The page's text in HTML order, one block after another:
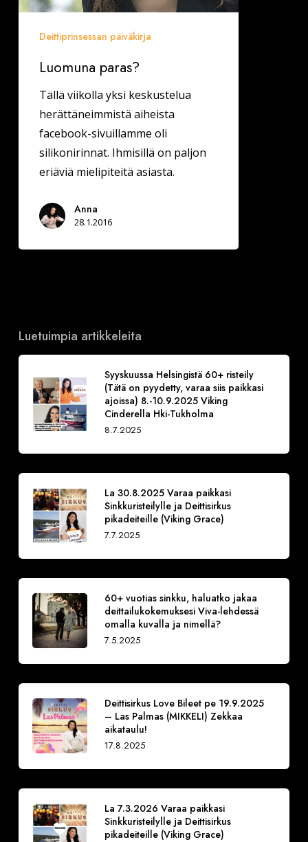
Deittiprinsessan päiväkirja
Luomuna paras?
Tällä viikolla yksi keskustelua
herättäneimmistä aiheista
facebook-sivuillamme oli
silikonirinnat. Ihmisillä on paljon
eriäviä mielipiteitä asiasta.
Anna
28.1.2016
Luetuimpia artikkeleita
Syyskuussa Helsingistä 60+ risteily
(Tätä on pyydetty, varaa siis paikkasi
ajoissa) 8.-10.9.2025 Viking
Cinderella Hki-Tukholma
8.7.2025
La 30.8.2025 Varaa paikkasi
Sinkkuristeilylle ja Deittisirkus
pikadeiteille (Viking Grace)
7.7.2025
60+ vuotias sinkku, haluatko jakaa
deittailukokemuksesi Viva-lehdessä
omalla kuvalla ja nimellä?
7.5.2025
Deittisirkus Love Bileet pe 19.9.2025
– Las Palmas (MIKKELI) Zekkaa
aikataulu!
17.8.2025
La 7.3.2026 Varaa paikkasi
Sinkkuristeilylle ja Deittisirkus
pikadeiteille (Viking Grace)